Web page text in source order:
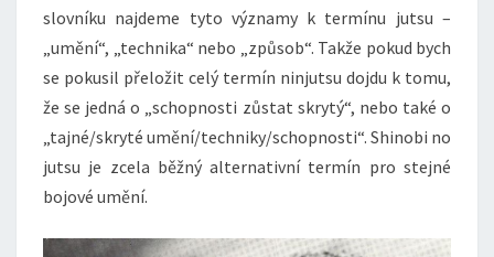
slovníku najdeme tyto významy k termínu jutsu –
„umění“, „technika“ nebo „způsob“. Takže pokud bych
se pokusil přeložit celý termín ninjutsu dojdu k tomu,
že se jedná o „schopnosti zůstat skrytý“, nebo také o
„tajné/skryté umění/techniky/schopnosti“. Shinobi no
jutsu je zcela běžný alternativní termín pro stejné
bojové umění.